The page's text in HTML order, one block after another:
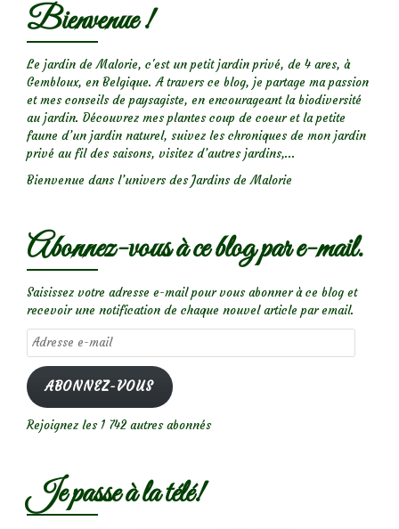
‘Canary
Bird’
Bienvenue !
Le jardin de Malorie, c'est un petit jardin privé, de 4 ares, à
Gembloux, en Belgique. A travers ce blog, je partage ma passion
et mes conseils de paysagiste, en encourageant la biodiversité
au jardin. Découvrez mes plantes coup de coeur et la petite
faune d’un jardin naturel, suivez les chroniques de mon jardin
privé au fil des saisons, visitez d’autres jardins,...
Bienvenue dans l’univers des Jardins de Malorie
Abonnez-vous à ce blog par e-mail.
Saisissez votre adresse e-mail pour vous abonner à ce blog et
recevoir une notification de chaque nouvel article par email.
Adresse
e-
mail
ABONNEZ-VOUS
Rejoignez les 1 742 autres abonnés
Je passe à la télé!